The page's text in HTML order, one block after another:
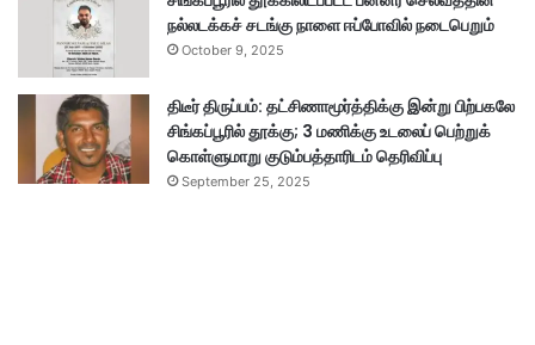
நல்லடக்கச் சடங்கு நாளை ஈப்போவில் நடைபெறும்
October 9, 2025
திடீர் திருப்பம்: தட்சிணாமூர்த்திக்கு இன்று பிற்பகலே
சிங்கப்பூரில் தூக்கு; 3 மணிக்கு உடலைப் பெற்றுக்
கொள்ளுமாறு குடும்பத்தாரிடம் தெரிவிப்பு
September 25, 2025